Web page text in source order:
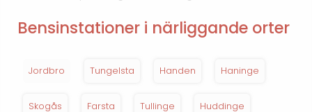
Bensinstationer i närliggande orter
Jordbro Tungelsta Handen Haninge
Skogås Farsta Tullinge Huddinge